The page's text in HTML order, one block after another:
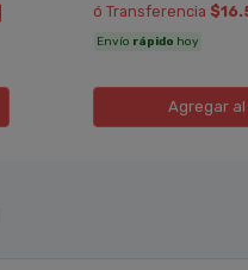
ó Transferencia
Envío rápido hoy
Agregaral